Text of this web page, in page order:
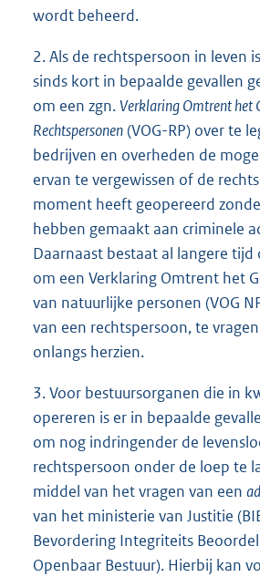
wordt beheerd.
2. Als de rechtspersoon in leven
sinds kort in bepaalde gevallen
om een zgn.Verklaring Omtrent het
Rechtspersonen(VOG-RP) over te
bedrijven en overheden de
ervan te vergewissen of de
moment heeft geopereerd
hebben gemaakt aan criminele
Daarnaast bestaat al langere
om een Verklaring Omtrent het
van natuurlijke personen (VOG
van een rechtspersoon, te
onlangs herzien.
3. Voor bestuursorganen die in
opereren is er in bepaalde
om nog indringender de
rechtspersoon onder de loep te
middel van het vragen van een
van het ministerie van Justitie
Bevordering Integriteits
Openbaar Bestuur). Hierbij kan